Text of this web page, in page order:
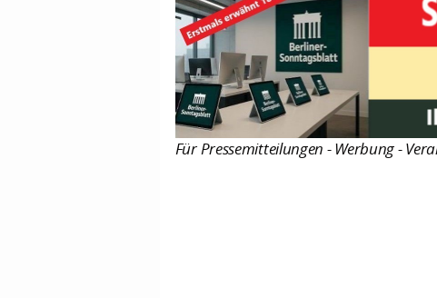
Für Pressemitteilungen - Werbung -